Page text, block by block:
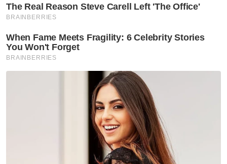
Artikel Disyorkan
Nasional
Shabery bimbang PM terima
maklumat kurang tepat
mengenai aset Felda di London
Nasional
RCI TH: AMK gesa SPRM, PDRM
jejak aliran wang, dakwa
dalang sembunyikan maklumat